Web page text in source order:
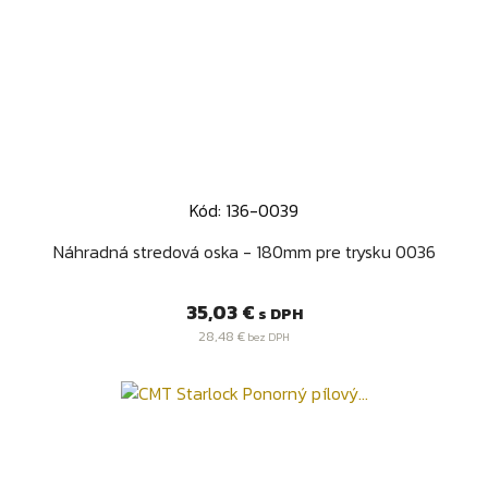
Kód: 136-0039
Náhradná stredová oska - 180mm pre trysku 0036
Cena
35,03 € s DPH
28,48 € bez DPH